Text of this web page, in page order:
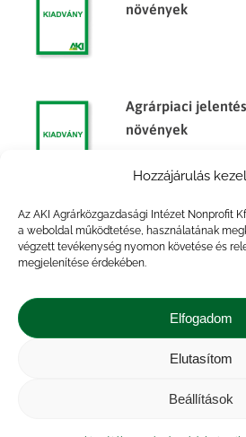
Hozzájárulás
Az AKI Agrárközgazdasági Intézet Nonprofit
a weboldal működtetése, használatának
végzett tevékenység nyomon követése és
megjelenítése érdekében.
Elfogadom
Elutasítom
Beállítások
növények
Agrárpiaci
növények
Agrárpiaci
növények
Kapcsolat |
tájékoztató